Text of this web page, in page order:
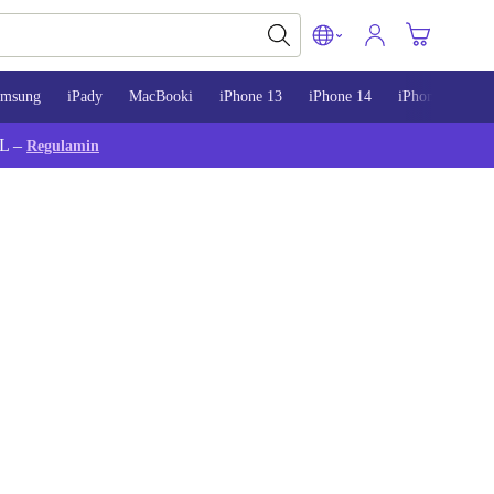
iPady MacBooki iPhone 13 iPhone 14 iPhone 15
– Regulamin